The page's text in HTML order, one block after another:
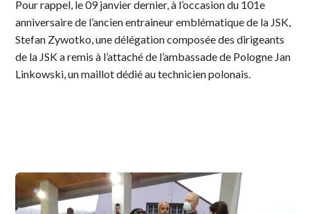
Pour rappel, le 09 janvier dernier, à l’occasion du 101e
anniversaire de l’ancien entraineur emblématique de la JSK,
Stefan Zywotko, une délégation composée des dirigeants
de la JSK a remis à l’attaché de l’ambassade de Pologne Jan
Linkowski, un maillot dédié au technicien polonais.